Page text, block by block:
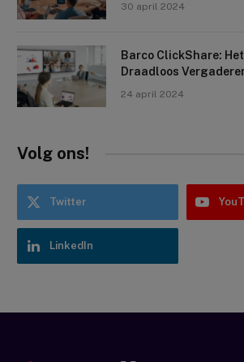
30 april 2024
Barco ClickShare:
Draadloos
24 april 2024
Volg ons!
Twitter
LinkedIn